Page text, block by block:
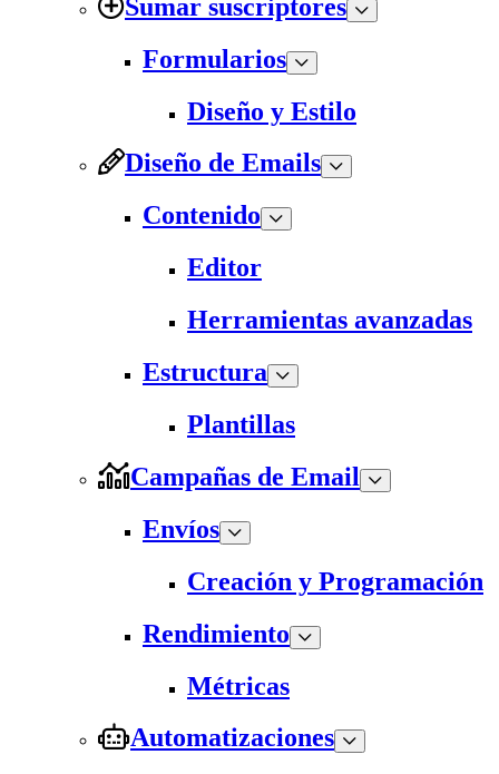
Sumar suscriptores
Formularios
Diseño y Estilo
Diseño de Emails
Contenido
Editor
Herramientas avanzadas
Estructura
Plantillas
Campañas de Email
Envíos
Creación y Programación
Rendimiento
Métricas
Automatizaciones